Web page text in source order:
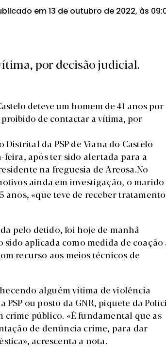
em 13 de outubro de 2022, às
por decisão judicial.
deteve um homem de 41 anos por
de contactar a vítima, por
da PSP de Viana do Castelo
após ter sido alertada para a
na freguesia de Areosa.No
ainda em investigação, o marido
anos, «que teve de receber tratamento
pelo detido, foi hoje de manhã
aplicada como medida de coação
recurso aos meios técnicos de
alguém vítima de violência
ou posto da GNR, piquete da
crime público. «É fundamental que as
de denúncia crime, para dar
acrescenta a nota.